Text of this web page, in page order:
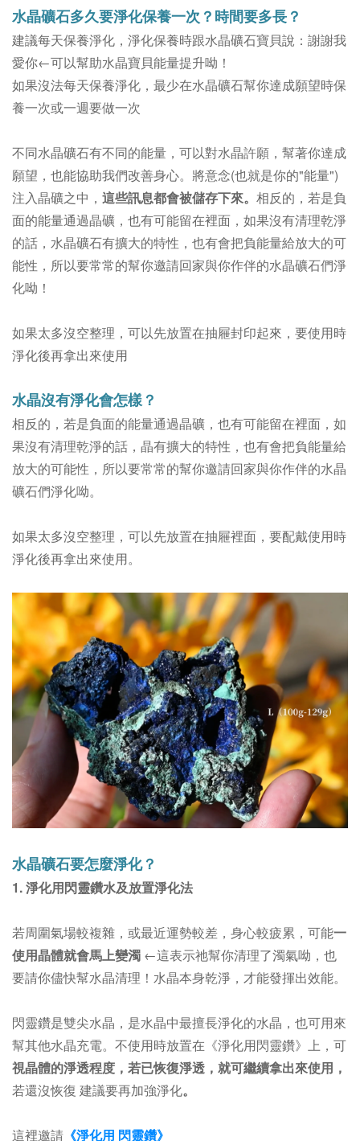
水晶礦石多久要淨化保養一次？時間要多長？
建議每天保養淨化，淨化保養時跟水晶礦石寶貝說：謝謝我
愛你←可以幫助水晶寶貝能量提升呦！
如果沒法每天保養淨化，最少在水晶礦石幫你達成願望時保
養一次或一週要做一次
不同水晶礦石有不同的能量，可以對水晶許願，幫著你達成
願望，也能協助我們改善身心。 將意念(也就是你的"能量")
注入晶礦之中， 這些訊息都會被儲存下來。 相反的，若是負
面的能量通過晶礦，也有可能留在裡面，如果沒有清理乾淨
的話， 水晶礦石有擴大的特性， 也有會把負能量給放大的可
能性，所以要常常的幫你邀請回家與你作伴的水晶礦石們淨
化呦！
如果太多沒空整理，可以先放置在抽屜封印起來，要使用時
淨化後再拿出來使用
水晶沒有淨化會怎樣？
相反的，若是負面的能量通過晶礦，也有可能留在裡面，如
果沒有清理乾淨的話，晶有擴大的特性， 也有會把負能量給
放大的可能性，所以要常常的幫你邀請回家與你作伴的水晶
礦石們淨化呦。
如果太多沒空整理，可以先放置在抽屜裡面，要配戴使用時
淨化後再拿出來使用。
水晶礦石要怎麼淨化？
1. 淨化用閃靈鑽水及放置淨化法
若周圍氣場較複雜，或最近運勢較差，身心較疲累，可能一
使用晶體就會馬上變濁 ←這表示祂幫你清理了濁氣呦，也
要請你儘快幫水晶清理！ 水晶本身乾淨，才能發揮出效能。
閃靈鑽是雙尖水晶，是水晶中最擅長淨化的水晶，也可用來
幫其他水晶充電。不使用時放置在 《淨化用閃靈鑽》上 ，可
視晶體的淨透程度，若已恢復淨透，就可繼續拿出來使用，
若還沒恢復 建議要再加強淨化。
這裡邀請 《淨化用 閃靈鑽》